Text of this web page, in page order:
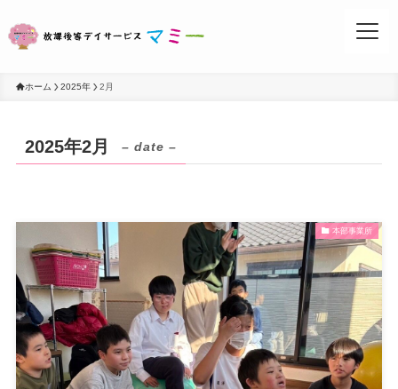
ホーム 2025年 2月
2025年2月 – date –
本部事業所
事業所案内
活動ブログ
マミーについて